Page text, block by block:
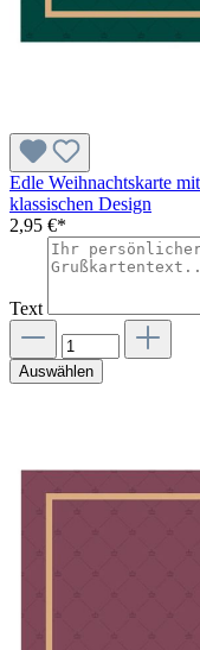
Edle Weihnachtskarte
klassischen Design
2,95 €*
Text
Auswählen